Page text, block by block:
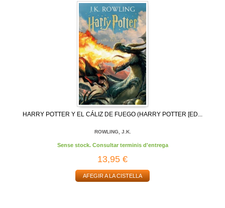
HARRY POTTER Y EL CÁLIZ DE FUEGO (HARRY POTTER [ED...
ROWLING, J.K.
Sense stock. Consultar terminis d'entrega
13,95 €
AFEGIR A LA CISTELLA